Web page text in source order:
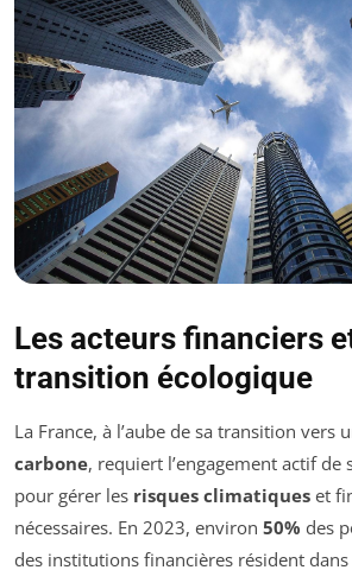
Les acteurs financiers
transition écologique
La France, à l’aube de sa transition vers
carbone, requiert l’engagement actif de
pour gérer les risques climatiques et
nécessaires. En 2023, environ 50% des
des institutions financières résident dans